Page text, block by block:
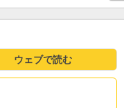
ウェブで読む